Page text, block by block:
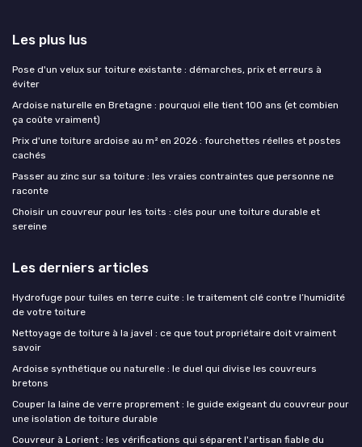
Les plus lus
Pose d'un velux sur toiture existante : démarches, prix et erreurs à
éviter
Ardoise naturelle en Bretagne : pourquoi elle tient 100 ans (et combien
ça coûte vraiment)
Prix d'une toiture ardoise au m² en 2026 : fourchettes réelles et postes
cachés
Passer au zinc sur sa toiture : les vraies contraintes que personne ne
raconte
Choisir un couvreur pour les toits : clés pour une toiture durable et
sereine
Les derniers articles
Hydrofuge pour tuiles en terre cuite : le traitement clé contre l’humidité
de votre toiture
Nettoyage de toiture à la javel : ce que tout propriétaire doit vraiment
savoir
Ardoise synthétique ou naturelle : le duel qui divise les couvreurs
bretons
Couper la laine de verre proprement : le guide exigeant du couvreur pour
une isolation de toiture durable
Couvreur à Lorient : les vérifications qui séparent l'artisan fiable du